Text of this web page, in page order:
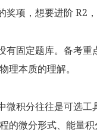
奖项，想要进阶 R2
有固定题库。备考重
理本质的理解。
微积分往往是可选工
的微分形式、能量积